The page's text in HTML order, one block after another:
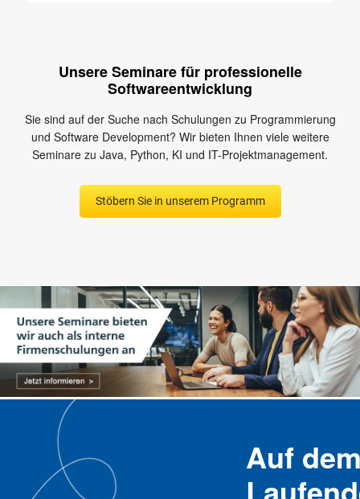
Unsere Seminare für professionelle
Softwareentwicklung
Sie sind auf der Suche nach Schulungen zu Programmierung
und Software Development? Wir bieten Ihnen viele weitere
Seminare zu Java, Python, KI und IT-Projektmanagement.
Stöbern Sie in unserem Programm
Auf